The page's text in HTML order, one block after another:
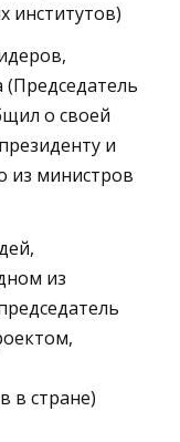
институтов)
(Председатель
о своей
и
из министров
из
в стране)